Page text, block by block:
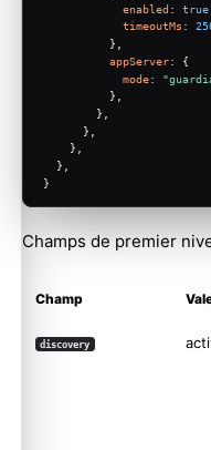
enabled : true
timeoutMs :
          },
appServer: {
mode:
          },
        },
      },
    },
  },
}
Champs de premier
Champ
discovery